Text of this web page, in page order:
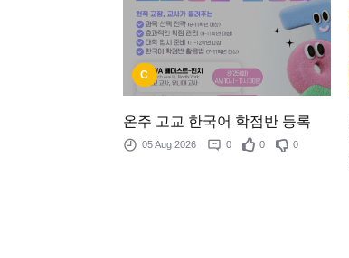
C
온주 고교 한국어 학점반 등록
05 Aug 2026 0 0 0